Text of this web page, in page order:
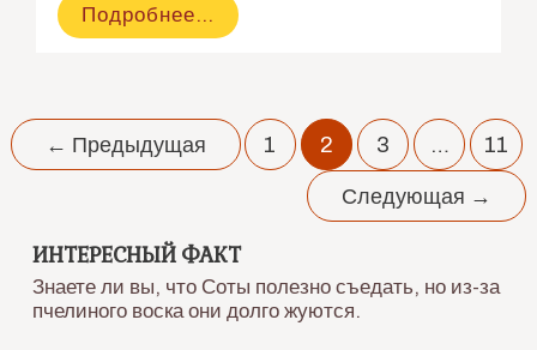
Кипрей
в
Подробнее…
Навигация
по
записям
← Предыдущая 1 2 3 … 11
Следующая →
ИНТЕРЕСНЫЙ ФАКТ
Знаете ли вы, что Соты полезно съедать, но из-за
пчелиного воска они долго жуются.